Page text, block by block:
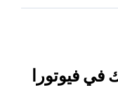
في فيوتورا